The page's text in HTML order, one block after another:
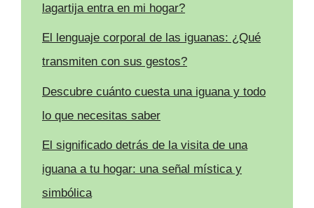
lagartija entra en mi hogar?
El lenguaje corporal de las iguanas: ¿Qué
transmiten con sus gestos?
Descubre cuánto cuesta una iguana y todo
lo que necesitas saber
El significado detrás de la visita de una
iguana a tu hogar: una señal mística y
simbólica